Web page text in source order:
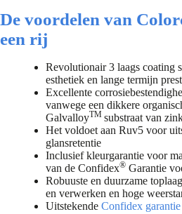
De voordelen van
een rij
Revolutionair 3 laags coating
esthetiek en lange termijn
Excellente
vanwege een dikkere
GalvalloyTM substraat van
Het voldoet aan Ruv5 voor
glansretentie
Inclusief kleurgarantie voor
van de Confidex® Garantie
Robuuste en duurzame
en verwerken en hoge
Uitstekende Confidex garantie